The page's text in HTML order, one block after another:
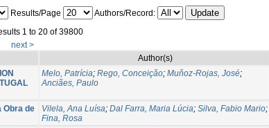
Results/Page
Authors/Record:
1 to 20 of 39800
next >
Author(s)
Melo, Patrícia; Rego, Conceição; Muñoz-Rojas, José;
Anciães, Paulo
Obra de
Vilela, Ana Luísa; Dal Farra, Maria Lúcia; Silva, Fabio Mario;
Fina, Rosa